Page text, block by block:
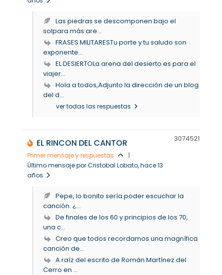
Las piedras se descomponen bajo el
solpara más are...
FRASES MILITARESTu porte y tu saludo son
exponente...
EL DESIERTOLa arena del desierto es para el
viajer...
Hola a todos,Adjunto la dirección de un blog
del d...
ver todas las respuestas
EL RINCON DEL CANTOR
Primer mensaje y respuestas
|
Último mensaje por Cristobal Lobato, hace 13
años
3074521
Pepe, lo bonito sería poder escuchar la
canción. ¿...
De finales de los 60 y principios de los 70,
una c...
Creo que todos recordamos una magnífica
canción de...
A raíz del escrito de Román Martínez del
Cerro en ...